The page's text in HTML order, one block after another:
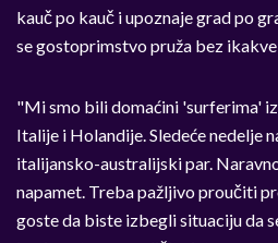
kauč po kauč i upoznaje grad po
se gostoprimstvo pruža bez
"Mi smo bili domaćini 'surferima' iz
Italije i Holandije. Sledeće nedelje
italijansko-australijski par.
napamet. Treba pažljivo proučiti
goste da biste izbegli situaciju da